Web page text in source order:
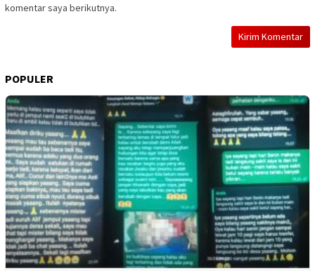
komentar saya berikutnya.
POPULER